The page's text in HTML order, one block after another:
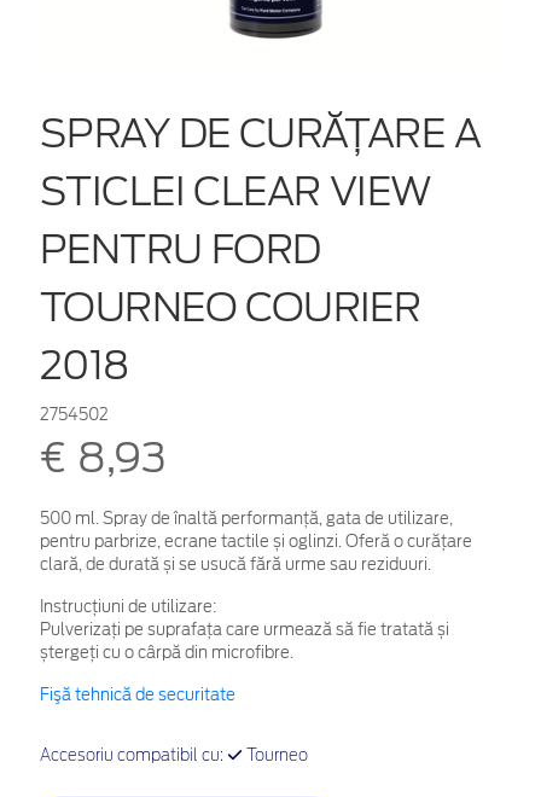
SPRAY DE CURĂȚARE A
STICLEI CLEAR VIEW
PENTRU FORD
TOURNEO COURIER
2018
2754502
€ 8,93
500 ml. Spray de înaltă performanță, gata de utilizare,
pentru parbrize, ecrane tactile și oglinzi. Oferă o curățare
clară, de durată și se usucă fără urme sau reziduuri.
Instrucțiuni de utilizare:
Pulverizați pe suprafața care urmează să fie tratată și
ștergeți cu o cârpă din microfibre.
Fişă tehnică de securitate
Accesoriu compatibil cu: Tourneo